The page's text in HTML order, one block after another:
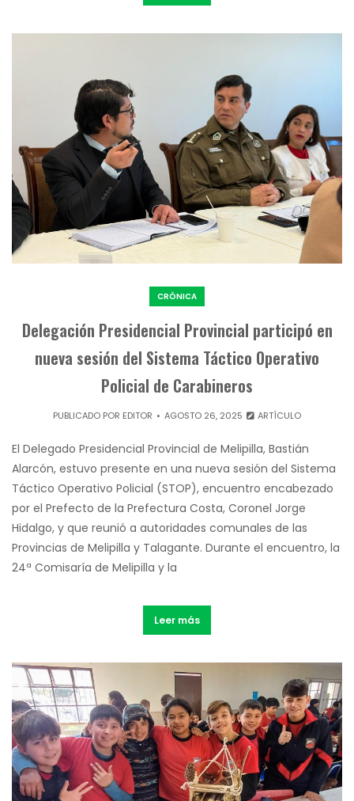
CRÓNICA
Delegación Presidencial Provincial participó en
nueva sesión del Sistema Táctico Operativo
Policial de Carabineros
PUBLICADO POR EDITOR AGOSTO 26, 2025 ARTÍCULO
El Delegado Presidencial Provincial de Melipilla, Bastián
Alarcón, estuvo presente en una nueva sesión del Sistema
Táctico Operativo Policial (STOP), encuentro encabezado
por el Prefecto de la Prefectura Costa, Coronel Jorge
Hidalgo, y que reunió a autoridades comunales de las
Provincias de Melipilla y Talagante. Durante el encuentro, la
24ª Comisaría de Melipilla y la
Leer más